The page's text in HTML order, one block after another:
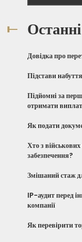
Довідка про
Підстави
Підйомні за
отримати
Як подати
Хто з
забезпечення?
Змішаний стаж
IP-аудит перед
компанії
Як перевірити